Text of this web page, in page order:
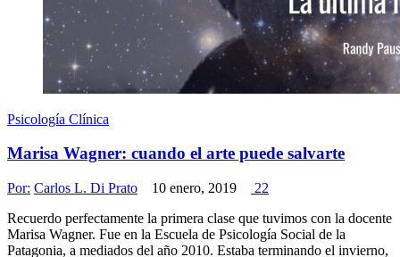
Psicología Clínica
Marisa Wagner: cuando el arte puede salvarte
Por: Carlos L. Di Prato 10 enero, 2019
22
Recuerdo perfectamente la primera clase que tuvimos con la docente
Marisa Wagner. Fue en la Escuela de Psicología Social de la
Patagonia, a mediados del año 2010. Estaba terminando el invierno,